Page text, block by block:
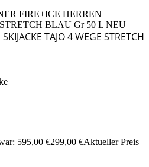
FIRE+ICE HERREN
BLAU Gr 50 L NEU
TAJO 4 WEGE STRETCH
595,00 €299,00€Aktueller Preis